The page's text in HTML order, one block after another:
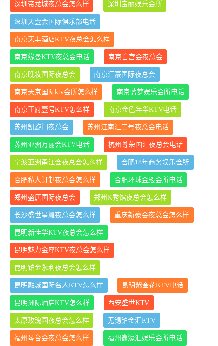
深圳帝龙城夜总会怎么样 深圳宝丽娱乐会所
深圳天壹会国际俱乐部电话
南京天丰酒店KTV夜总会怎么样
南京缘曼KTV夜总会电话 南京白宫会夜总会
南京晚妆国际夜总会 南京汇豪国际夜总会
南京天京国际ktv会所怎么样 南京蓝梦娱乐会所电话
南京王府壹号KTV怎么样 南京金色年华KTV电话
苏州凯旋门夜总会 苏州江南汇二号夜总会电话
苏州亚洲万丽会KTV电话 杭州尊荣国汇夜总会电话
宁波亚洲甬江会夜总会怎么样 合肥18年商务娱乐会所
合肥私人订制夜总会怎么样 合肥环球金殿会所电话
郑州盛唐国际夜总会 郑州K秀馆夜总会怎么样
长沙盛世星耀夜总会怎么样 重庆新豪会夜总会怎么样
昆明新佳华KTV夜总会怎么样
昆明魅力金座KTV夜总会怎么样
昆明铂金永利夜总会怎么样
昆明融城国际名人KTV怎么样 昆明紫金花KTV电话
昆明洲际酒店KTV怎么样 西安盛世KTV
太原玫瑰园夜总会怎么样 无锡铂金汇KTV
福州琴台会夜总会怎么样 福州鑫濠汇娱乐会所电话